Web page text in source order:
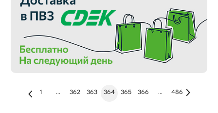
1 ... 362 363 364 365 366 ... 486